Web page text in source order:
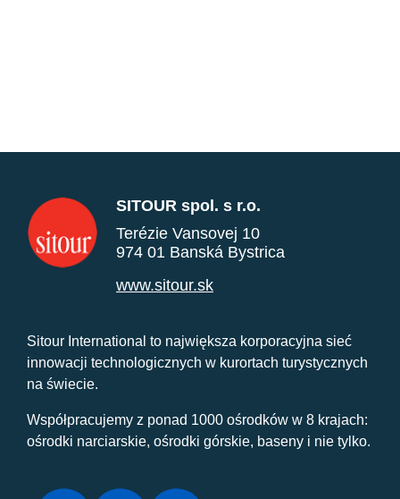
SITOUR spol. s r.o.
Terézie Vansovej 10
974 01 Banská Bystrica
www.sitour.sk
Sitour International to największa korporacyjna sieć
innowacji technologicznych w kurortach turystycznych
na świecie.
Współpracujemy z ponad 1000 ośrodków w 8 krajach:
ośrodki narciarskie, ośrodki górskie, baseny i nie tylko.